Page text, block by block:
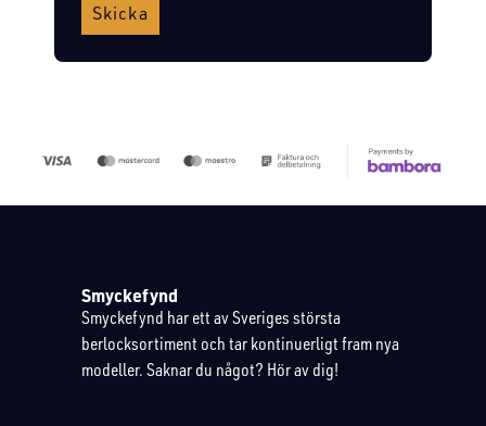
Skicka
Smyckefynd
Smyckefynd har ett av Sveriges största
berlocksortiment och tar kontinuerligt fram nya
modeller. Saknar du något? Hör av dig!